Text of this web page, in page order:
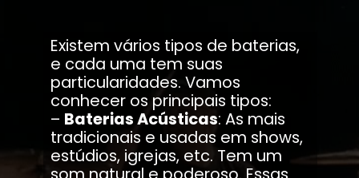
Existem vários tipos de baterias,
e cada uma tem suas
particularidades. Vamos
conhecer os principais tipos:
– Baterias Acústicas: As mais
tradicionais e usadas em shows,
estúdios, igrejas, etc. Tem um